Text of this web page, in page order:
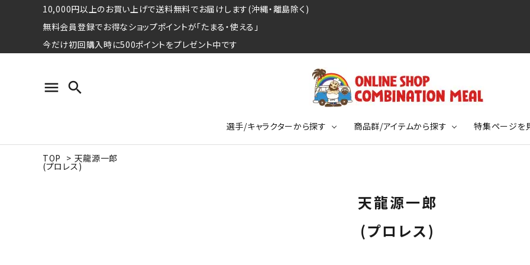
10,000円以上のお買い上げで送料無料でお届けします(沖縄・離島除く)
無料会員登録でお得なショップポイントが「たまる・使える」
今だけ初回購入時に500ポイントをプレゼント中です
menu search
選手/キャラクターから探す
プロ野球選手コレクション
競走馬コレクション
商品群/アイテムから探す
Tシャツ
KIDSサイズ
特集ページを
特集ページ
TOP > 天龍源一郎
(プロレス)
天龍源一郎
(プロレス)